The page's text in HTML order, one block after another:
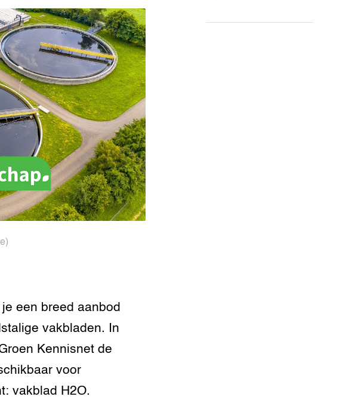
een breed aanbod
vakbladen. In
Kennisnet de
voor
vakblad H2O.